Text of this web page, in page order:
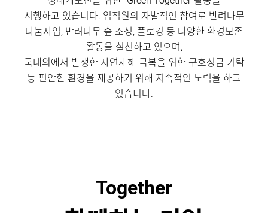
시행하고 있습니다. 임직원의 자발적인 참여로 반려나무
나눔사업, 반려나무 숲 조성, 플로깅 등 다양한 환경보존
활동을 실천하고 있으며,
국내외에서 발생한 자연재해 극복을 위한 구호성금 기탁
등 편안한 환경을 제공하기 위해 지속적인 노력을 하고
있습니다.
Together